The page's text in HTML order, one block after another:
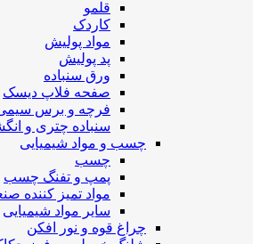
قلمو
کاردک
مواد پولیش
پد پولیش
ورق سنباده
صفحه فلاپ دیسک
فرچه و برس
سنباده چتری و
چسب و مواد شیمیایی
چسب
پمپ و تفنگ چسب
مواد تمیز کننده
سایر مواد شیمیایی
چراغ قوه و نور افکن